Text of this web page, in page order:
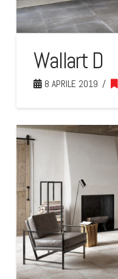
Wallart D
8 APRILE 2019